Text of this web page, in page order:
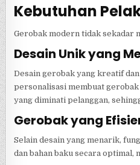
Kebutuhan
Gerobak modern tidak sekadar
Desain Unik yang
Desain gerobak yang kreatif
personalisasi membuat
yang diminati pelanggan,
Gerobak yang
Selain desain yang menarik,
dan bahan baku secara